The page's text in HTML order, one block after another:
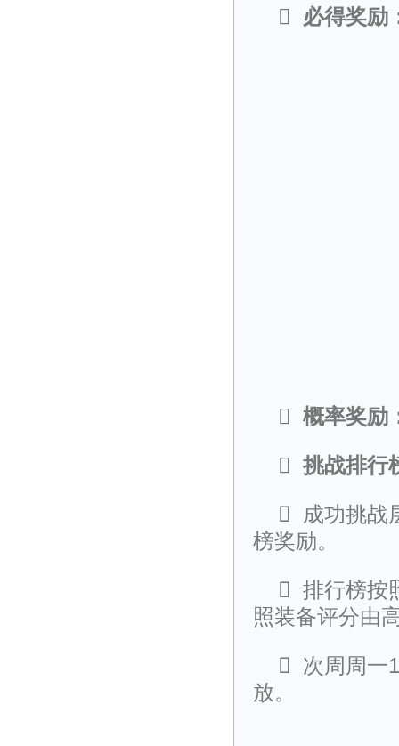
 必得奖励
 概率奖励
 挑战排行

成功挑战
榜奖励。
 排行榜按
照装备评分由

次周周一
放。